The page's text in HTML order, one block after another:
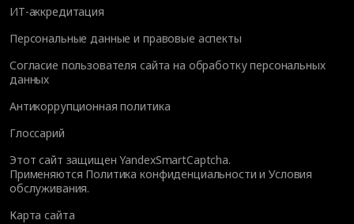
ИТ-аккредитация
Персональные данные и правовые аспекты
Согласие пользователя сайта на обработку персональных
данных
Антикоррупционная политика
Глоссарий
Этот сайт защищен YandexSmartCaptcha.
Применяются Политика конфиденциальности иУсловия
обслуживания.
Карта сайта